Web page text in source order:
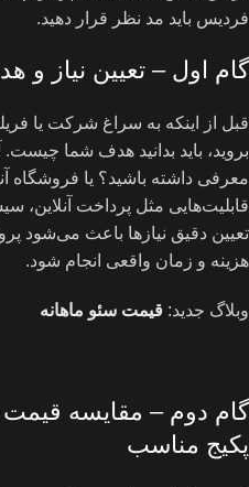
فردیس باید مد نظر قرار دهید.
گام اول – تعیین نیاز و
قبل از اینکه به سراغ شرکت یا
بروید، باید بدانید هدف شما
معرفی داشته باشید؟ یا فروشگاه
قابلیت‌هایی مثل پرداخت آنلاین،
تعیین دقیق نیازها باعث می‌شود
هزینه و زمان واقعی انجام شود.
وبلاگ جدید: قیمت سئو ماهانه
گام دوم – مقایسه
پکیج مناسب